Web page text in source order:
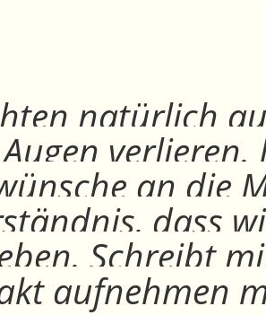
natürlich
an die
dass
Schreibt
aufnehmen